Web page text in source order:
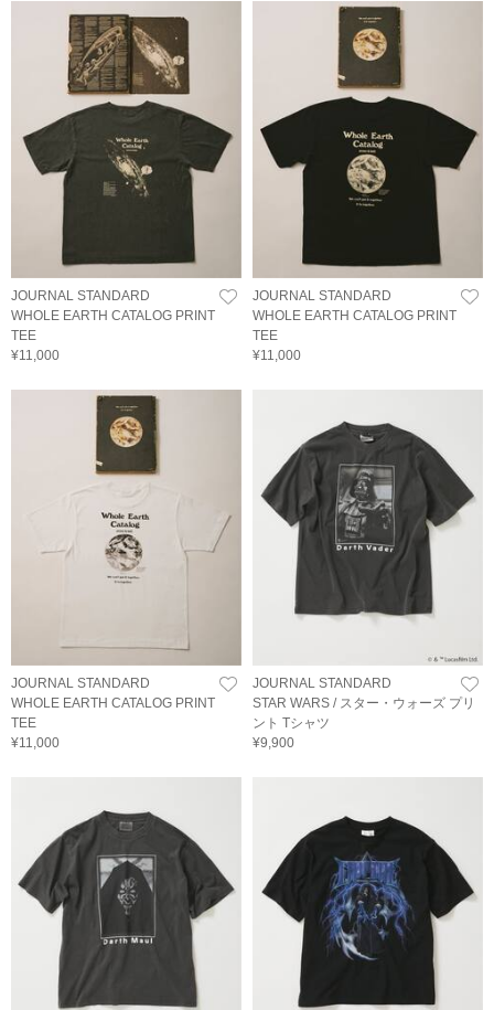
JOURNAL STANDARD
WHOLE EARTH CATALOG PRINT
TEE
¥11,000
JOURNAL STANDARD
WHOLE EARTH CATALOG PRINT
TEE
¥11,000
JOURNAL STANDARD
WHOLE EARTH CATALOG PRINT
TEE
¥11,000
JOURNAL STANDARD
STAR WARS / スター・ウォーズ プリ
ント Tシャツ
¥9,900